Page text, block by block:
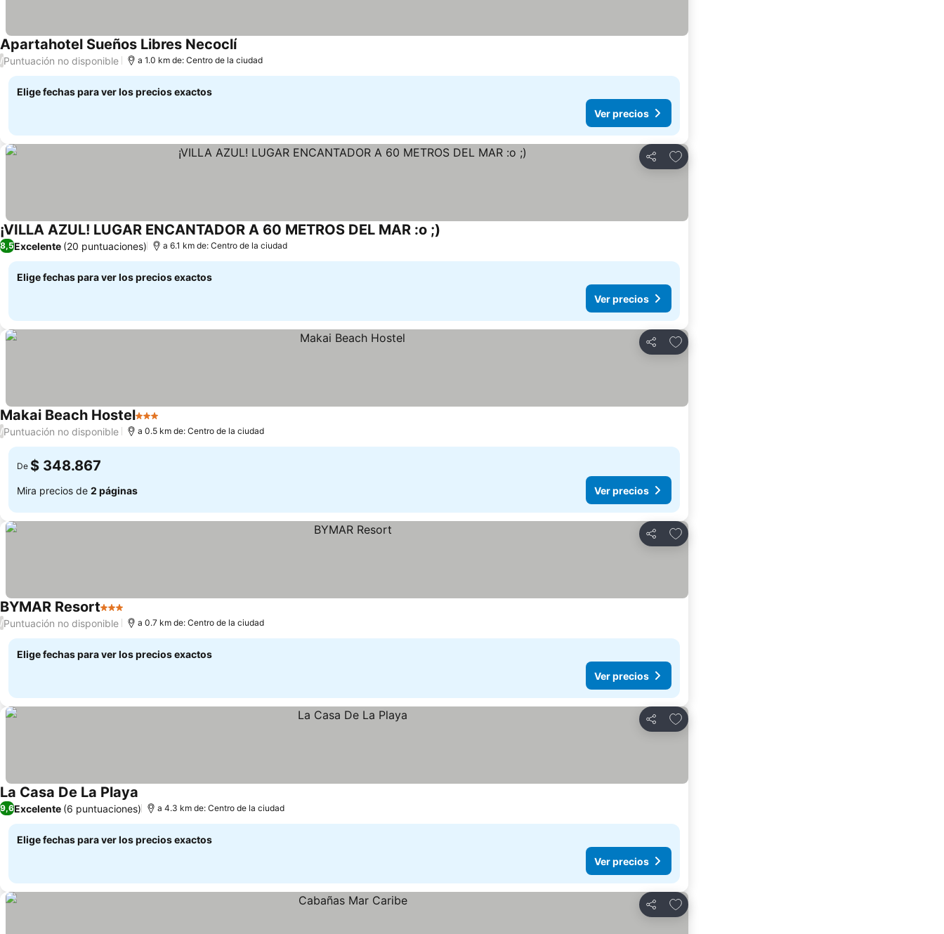
Apartahotel Sueños Libres Necoclí
/Puntuación no disponible a 1.0 km de: Centro de la ciudad
Elige fechas para ver los precios exactos
Ver precios
Compartir
Agregar a favoritos
¡VILLA AZUL! LUGAR ENCANTADOR A 60 METROS DEL MAR :o ;)
8,5Excelente (20 puntuaciones) a 6.1 km de: Centro de la ciudad
Elige fechas para ver los precios exactos
Ver precios
Compartir
Agregar a favoritos
Makai Beach Hostel3 Estrellas
/Puntuación no disponible a 0.5 km de: Centro de la ciudad
De $ 348.867
Mira precios de 2 páginas Ver precios
Compartir
Agregar a favoritos
BYMAR Resort3 Estrellas
/Puntuación no disponible a 0.7 km de: Centro de la ciudad
Elige fechas para ver los precios exactos
Ver precios
Compartir
Agregar a favoritos
La Casa De La Playa
9,6Excelente (6 puntuaciones) a 4.3 km de: Centro de la ciudad
Elige fechas para ver los precios exactos
Ver precios
Compartir
Agregar a favoritos